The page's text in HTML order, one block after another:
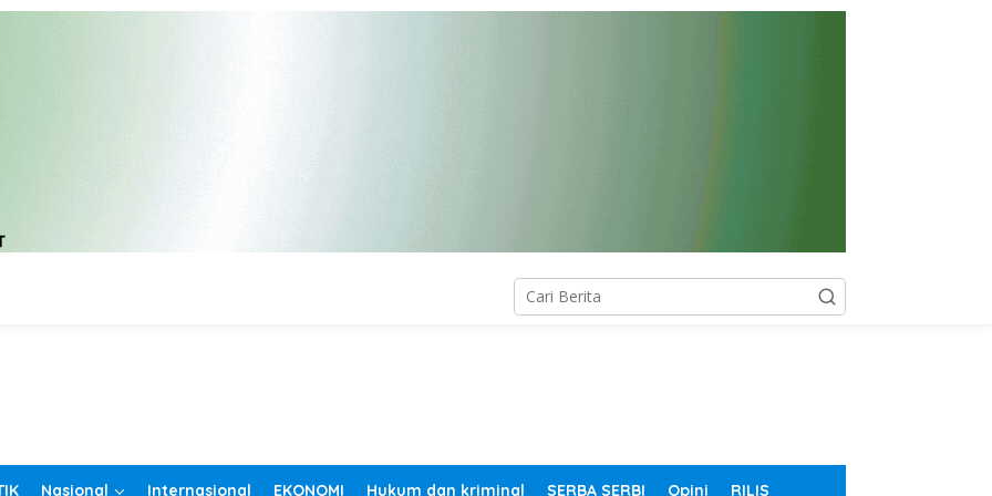
Nasional Internasional EKONOMI Hukum dan kriminal SERBA SERBI Opini RILIS